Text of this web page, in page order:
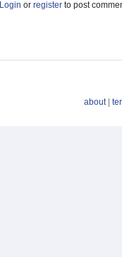
Login or register to post
about|